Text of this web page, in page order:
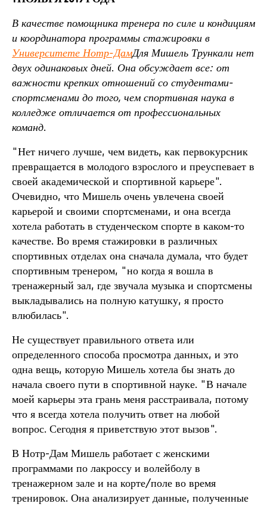
В качестве помощника тренера по силе и кондициям
и координатора программы стажировки в
Университете Нотр-ДамДля Мишель Трункали нет
двух одинаковых дней. Она обсуждает все: от
важности крепких отношений со студентами-
спортсменами до того, чем спортивная наука в
колледже отличается от профессиональных
команд.
"Нет ничего лучше, чем видеть, как первокурсник
превращается в молодого взрослого и преуспевает в
своей академической и спортивной карьере".
Очевидно, что Мишель очень увлечена своей
карьерой и своими спортсменами, и она всегда
хотела работать в студенческом спорте в каком-то
качестве. Во время стажировки в различных
спортивных отделах она сначала думала, что будет
спортивным тренером, "но когда я вошла в
тренажерный зал, где звучала музыка и спортсмены
выкладывались на полную катушку, я просто
влюбилась".
Не существует правильного ответа или
определенного способа просмотра данных, и это
одна вещь, которую Мишель хотела бы знать до
начала своего пути в спортивной науке. "В начале
моей карьеры эта грань меня расстраивала, потому
что я всегда хотела получить ответ на любой
вопрос. Сегодня я приветствую этот вызов".
В Нотр-Дам Мишель работает с женскими
программами по лакроссу и волейболу в
тренажерном зале и на корте/поле во время
тренировок. Она анализирует данные, полученные